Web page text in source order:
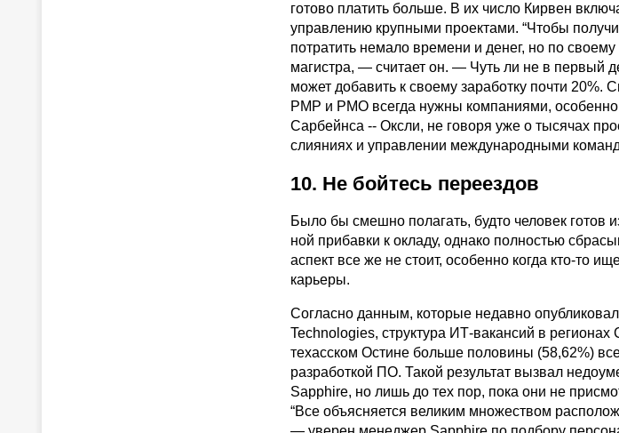
готово платить больше. В их число Кирвен
управлению крупными проектами. “Чтобы
потратить немало времени и денег, но по
магистра, — считает он. — Чуть ли не в первый
может добавить к своему заработку почти
PMP и PMO всегда нужны компаниями, особенно
Сарбейнcа -- Оксли, не говоря уже о тысячах
слияниях и управлении международными
10. Не бойтесь переездов
Было бы смешно полагать, будто человек готов
ной прибавки к окладу, однако полностью
аспект все же не стоит, особенно когда кто-то
карьеры.
Согласно данным, которые недавно
Technologies, структура ИТ-вакансий в
техасском Остине больше половины (58,62%)
разработкой ПО. Такой результат вызвал
Sapphire, но лишь до тех пор, пока они не
“Все объясняется великим множеством